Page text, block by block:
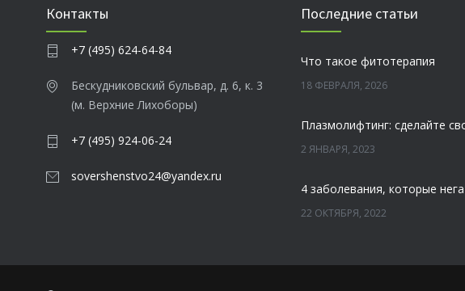
Контакты
+7 (495) 624-64-84
Бескудниковский бульвар, д. 6, к. 3
(м. Верхние Лихоборы)
+7 (495) 924-06-24
sovershenstvo24@yandex.ru
Последние статьи
Что такое фитотерапия
18 ФЕВРАЛЯ, 2026
2 ЯНВАРЯ, 2023
22 ОКТЯБРЯ, 2022